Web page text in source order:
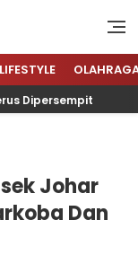
LIFESTYLE
Johar
Dan